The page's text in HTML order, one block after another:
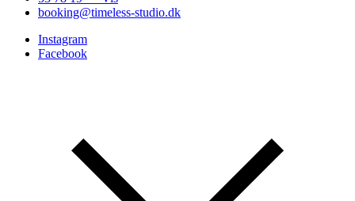
booking@timeless-studio.dk
Instagram
Facebook